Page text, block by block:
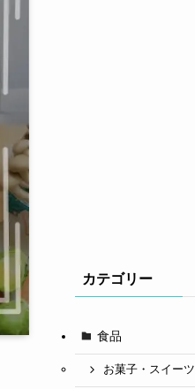
カテゴリー
食品
お菓子・スイーツ